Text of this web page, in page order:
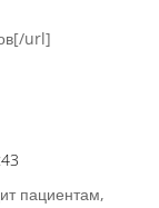
url]
пациентам,